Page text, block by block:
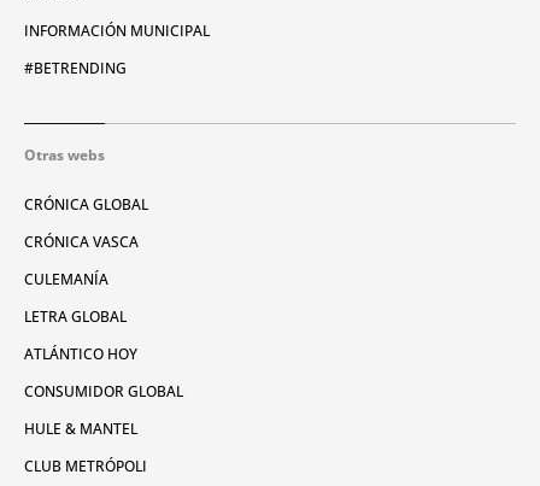
INFORMACIÓN MUNICIPAL
#BETRENDING
Otras webs
CRÓNICA GLOBAL
CRÓNICA VASCA
CULEMANÍA
LETRA GLOBAL
ATLÁNTICO HOY
CONSUMIDOR GLOBAL
HULE & MANTEL
CLUB METRÓPOLI